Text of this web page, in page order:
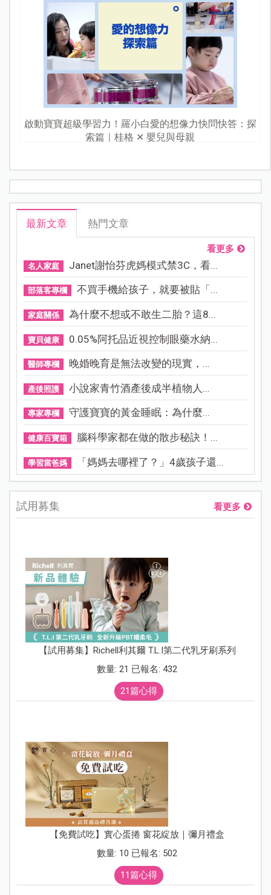
啟動寶寶超級學習力！羅小白愛的想像力快問快答：探
索篇｜桂格 ✕ 嬰兒與母親
最新文章 熱門文章
看更多
名人家庭 Janet謝怡芬虎媽模式禁3C，看...
部落客專欄 不買手機給孩子，就要被貼「...
家庭關係 為什麼不想或不敢生二胎？這8...
寶貝健康 0.05%阿托品近視控制眼藥水納...
醫師專欄 晚婚晚育是無法改變的現實，...
產後照護 小說家青竹酒產後成半植物人...
專家專欄 守護寶寶的黃金睡眠：為什麼...
健康百寶箱 腦科學家都在做的散步秘訣！...
學習當爸媽 「媽媽去哪裡了？」4歲孩子還...
試用募集 看更多
【試用募集】Richell利其爾 T.L.I第二代乳牙刷系列
數量: 21 已報名: 432
21篇心得
【免費試吃】實心蛋捲 窗花綻放｜彌月禮盒
數量: 10 已報名: 502
11篇心得